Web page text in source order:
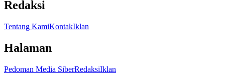
Redaksi
Tentang KamiKontakIklan
Halaman
Pedoman Media SiberRedaksiIklan